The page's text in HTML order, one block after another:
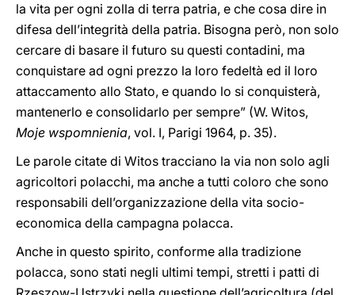
la vita per ogni zolla di terra patria, e che cosa dire in
difesa dell’integrità della patria. Bisogna però, non solo
cercare di basare il futuro su questi contadini, ma
conquistare ad ogni prezzo la loro fedeltà ed il loro
attaccamento allo Stato, e quando lo si conquisterà,
mantenerlo e consolidarlo per sempre” (W. Witos,
Moje wspomnienia, vol. I, Parigi 1964, p. 35).
Le parole citate di Witos tracciano la via non solo agli
agricoltori polacchi, ma anche a tutti coloro che sono
responsabili dell’organizzazione della vita socio-
economica della campagna polacca.
Anche in questo spirito, conforme alla tradizione
polacca, sono stati negli ultimi tempi, stretti i patti di